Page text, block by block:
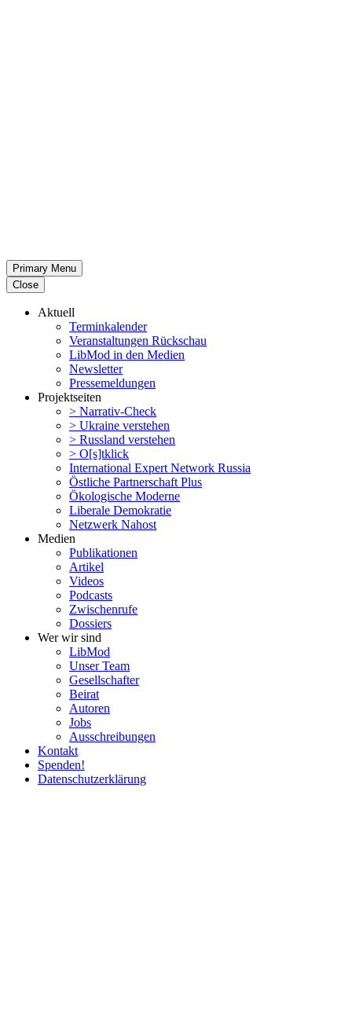
Primary Menu
Close
Aktuell
Termin­ka­lender
Veran­stal­tungen Rückschau
LibMod in den Medien
Newsletter
Presse­mel­dungen
Projekt­seiten
> Narrativ-Check
> Ukraine verstehen
> Russland verstehen
> O[s]tklick
Inter­na­tional Expert Network Russia
Östliche Partner­schaft Plus
Ökolo­gische Moderne
Liberale Demokratie
Netzwerk Nahost
Medien
Publi­ka­tionen
Artikel
Videos
Podcasts
Zwischenrufe
Dossiers
Wer wir sind
LibMod
Unser Team
Gesell­schafter
Beirat
Autoren
Jobs
Ausschrei­bungen
Kontakt
Spenden!
Daten­schutz­er­klärung